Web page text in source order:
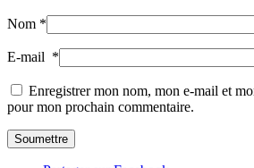
Nom *
E-mail *
Enregistrer mon nom, mon e-mail et
pour mon prochain commentaire.